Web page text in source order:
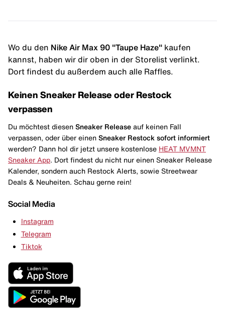
Wo du den Nike Air Max 90 "Taupe Haze" kaufen
kannst, haben wir dir oben in der Storelist verlinkt.
Dort findest du außerdem auch alle Raffles.
Keinen Sneaker Release oder Restock
verpassen
Du möchtest diesen Sneaker Release auf keinen Fall
verpassen, oder über einen Sneaker Restock sofort informiert
werden? Dann hol dir jetzt unsere kostenlose HEAT MVMNT
Sneaker App . Dort findest du nicht nur einen Sneaker Release
Kalender, sondern auch Restock Alerts, sowie Streetwear
Deals & Neuheiten. Schau gerne rein!
Social Media
Instagram
Telegram
Tiktok